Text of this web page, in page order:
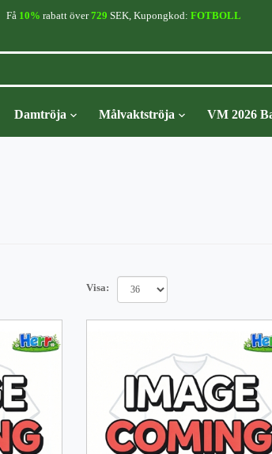
Få 10% rabatt över729 SEK, Kupongkod: FOTBOLL
Damtröja Målvaktströja VM 2026
Visa: